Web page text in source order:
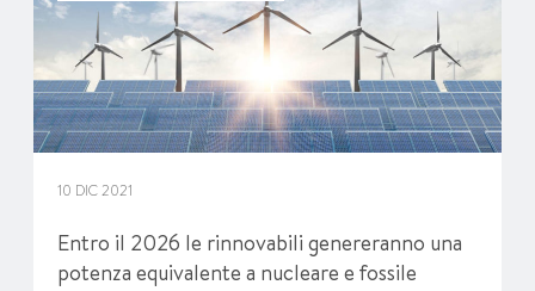
10 DIC 2021
Entro il 2026 le rinnovabili genereranno una
potenza equivalente a nucleare e fossile